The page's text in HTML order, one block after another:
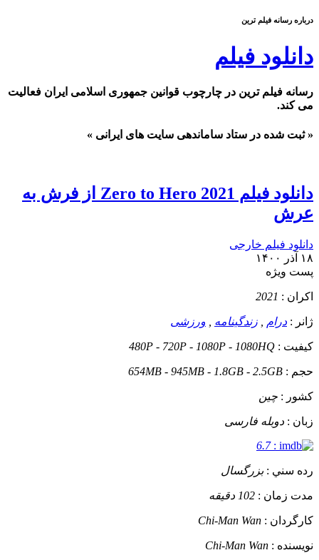
درباره رسانه فيلم ترين
دانلود فیلم
رسانه فیلم ترین در چارچوب قوانین جمهوری اسلامی ایران فعالیت
می کند.
« ثبت شده در ستاد ساماندهی سایت های ایرانی »
دانلود فیلم Zero to Hero 2021 از فرش به
عرش
دانلود فیلم خارجی
۱۸ آذر ۱۴۰۰
پست ويژه
اکران : 2021
ژانر : درام زندگینامه ورزشی
کيفيت : 480P - 720P - 1080P - 1080HQ
حجم : 654MB - 945MB - 1.8GB - 2.5GB
کشور : چین
زبان : دوبله فارسی
:
6.7
رده سني :بزرگسال
مدت زمان : 102 دقیقه
کارگردان : Chi-Man Wan
نويسنده : Chi-Man Wan